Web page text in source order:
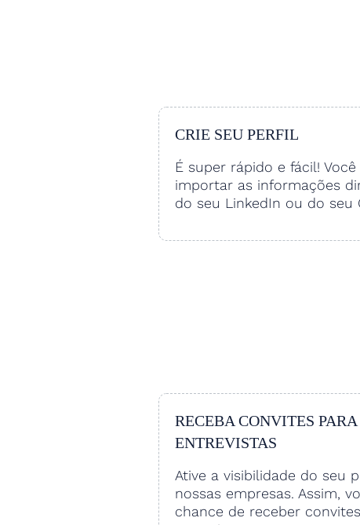
CRIE SEU PERFIL
É super rápido e fácil!
importar as informações
do seu LinkedIn ou do seu
RECEBA CONVITES PARA
ENTREVISTAS
Ative a visibilidade do seu
nossas empresas. Assim,
chance de receber